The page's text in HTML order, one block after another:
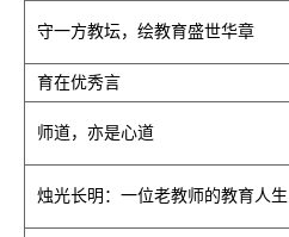
守一方教坛，绘教育盛世华章
育在优秀言
师道，亦是心道
烛光长明：一位老教师的教育人生